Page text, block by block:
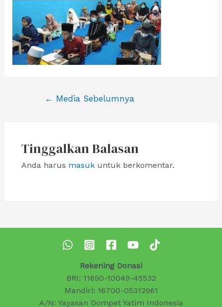
Navigasi
← Media Sebelumnya
Tinggalkan Balasan
Anda harus masukuntuk berkomentar.
Rekening Donasi
BRI: 11690-10049-45532
Mandiri: 16700-05312961
A/N: Yayasan Dompet Yatim Indonesia